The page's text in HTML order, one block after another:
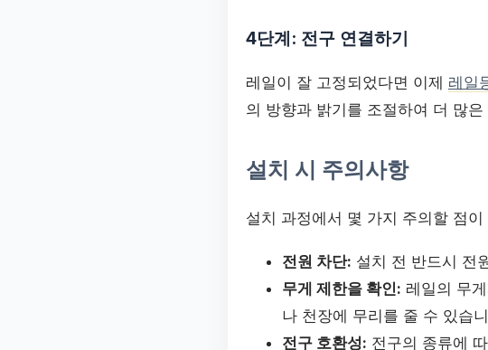
4단계: 전구 연결하기
레일이 잘 고정되었다면 이제 레일
의 방향과 밝기를 조절하여 더 많
설치 시 주의사항
설치 과정에서 몇 가지 주의할 점이
전원 차단: 설치 전 반드시 전
무게 제한을 확인: 레일의 무
나 천장에 무리를 줄 수 있습
전구 호환성: 전구의 종류에